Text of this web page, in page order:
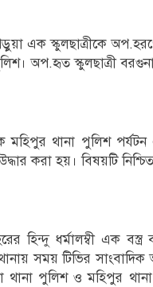
পড়ুয়া এক স্কুলছাত্রীকে
অপ.হৃত স্কুলছাত্রী
মহিপুর থানা পুলিশ
করা হয়। বিষয়টি নিশ্চিত
হিন্দু ধর্মালম্বী এক
সময় টিভির
থানা পুলিশ ও মহিপুর